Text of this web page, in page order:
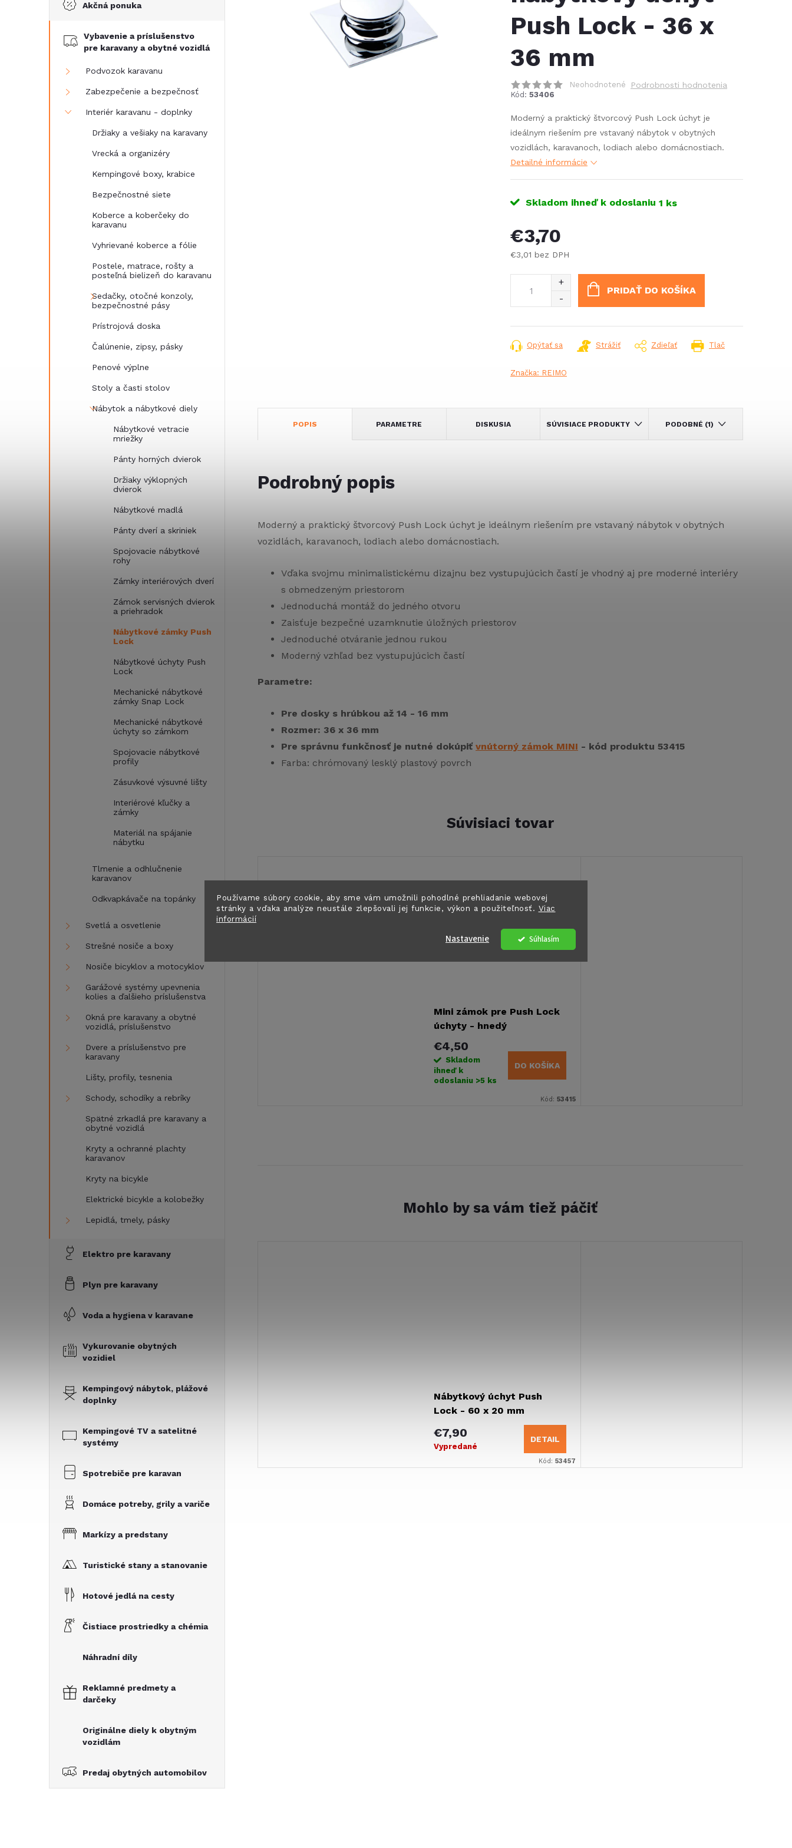
Používame súbory cookie, aby sme vám umožnili pohodlné prehliadanie webovej
stránky a vďaka analýze neustále zlepšovali jej funkcie, výkon a použiteľnosť. Viac
informácií
Súhlasím
Nastavenie
č
Akčná ponuka
Vybavenie a príslušenstvo
pre karavany a obytné vozidlá
Podvozok karavanu
Zabezpečenie a bezpečnosť
Interiér karavanu - doplnky
Držiaky a vešiaky na karavany
Vrecká a organizéry
Kempingové boxy, krabice
Bezpečnostné siete
Koberce a koberčeky do
karavanu
Vyhrievané koberce a fólie
Postele, matrace, rošty a
posteľná bielizeň do karavanu
Sedačky, otočné konzoly,
bezpečnostné pásy
Prístrojová doska
Čalúnenie, zipsy, pásky
Penové výplne
Stoly a časti stolov
Nábytok a nábytkové diely
Nábytkové vetracie
mriežky
Pánty horných dvierok
Držiaky výklopných
dvierok
Nábytkové madlá
Pánty dverí a skriniek
Spojovacie nábytkové
rohy
Zámky interiérových dverí
Zámok servisných dvierok
a priehradok
Nábytkové zámky Push
Lock
Nábytkové úchyty Push
Lock
Mechanické nábytkové
zámky Snap Lock
Mechanické nábytkové
úchyty so zámkom
Spojovacie nábytkové
profily
Zásuvkové výsuvné lišty
Interiérové ​​kľučky a
zámky
Materiál na spájanie
nábytku
Tlmenie a odhlučnenie
karavanov
Odkvapkávače na topánky
Svetlá a osvetlenie
Strešné nosiče a boxy
Nosiče bicyklov a motocyklov
Garážové systémy upevnenia
kolies a ďalšieho príslušenstva
Okná pre karavany a obytné
vozidlá, príslušenstvo
Dvere a príslušenstvo pre
karavany
Lišty, profily, tesnenia
Schody, schodíky a rebríky
Spätné zrkadlá pre karavany a
obytné vozidlá
Kryty a ochranné plachty
karavanov
Kryty na bicykle
Elektrické bicykle a kolobežky
Lepidlá, tmely, pásky
Elektro pre karavany
Plyn pre karavany
Voda a hygiena v karavane
Vykurovanie obytných
vozidiel
Kempingový nábytok, plážové
doplnky
Kempingové TV a satelitné
systémy
Spotrebiče pre karavan
Domáce potreby, grily a variče
Markízy a predstany
Turistické stany a stanovanie
Hotové jedlá na cesty
Čistiace prostriedky a chémia
Náhradní díly
Reklamné predmety a
darčeky
Originálne diely k obytným
vozidlám
Predaj obytných automobilov
Push Lock - 36 x
36 mm
Neohodnotené Podrobnosti hodnotenia
Kód: 53406
Moderný a praktický štvorcový Push Lock úchyt je
ideálnym riešením pre vstavaný nábytok v obytných
vozidlách, karavanoch, lodiach alebo domácnostiach.
Detailné informácie
Skladom ihneď k odoslaniu 1 ks
€3,70
€3,01 bez DPH
PRIDAŤ DO KOŠÍKA
Tlač
Opýtať sa Strážiť Zdieľať
Značka: REIMO
POPIS PARAMETRE DISKUSIA SÚVISIACE PRODUKTY PODOBNÉ (1)
Podrobný popis
Moderný a praktický štvorcový Push Lock úchyt je ideálnym riešením pre vstavaný nábytok v obytných
vozidlách, karavanoch, lodiach alebo domácnostiach.
Vďaka svojmu minimalistickému dizajnu bez vystupujúcich častí je vhodný aj pre moderné interiéry
s obmedzeným priestorom
Jednoduchá montáž do jedného otvoru
Zaisťuje bezpečné uzamknutie úložných priestorov
Jednoduché otváranie jednou rukou
Moderný vzhľad bez vystupujúcich častí
Parametre:
Pre dosky s hrúbkou až 14 - 16 mm
Rozmer: 36 x 36 mm
Pre správnu funkčnosť je nutné dokúpiť vnútorný zámok MINI - kód produktu 53415
Farba: chrómovaný lesklý plastový povrch
Súvisiaci tovar
Mini zámok pre Push Lock
úchyty - hnedý
€4,50
Skladom
ihneď k
odoslaniu >5 ks
DO KOŠÍKA
Kód: 53415
Nábytkový úchyt Push
Lock - 60 x 20 mm
€7,90
Vypredané
DETAIL
Kód: 53457